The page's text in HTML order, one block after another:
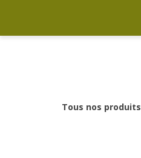
Tous nos produits